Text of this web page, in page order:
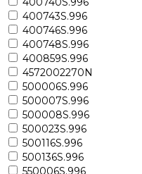
400743S.996
400746S.996
400748S.996
400859S.996
4572002270N
500006S.996
500007S.996
500008S.996
500023S.996
500116S.996
500136S.996
550006S.996